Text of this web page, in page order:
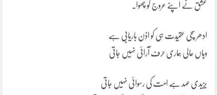
عشق نے اپنے عروج کو چھوا۔
ادھر سچی عقیدت ہی کو اذن باریابی ہے
وہاں عالی ہماری حرف آرائی نہیں جاتی
یزیدی عہد ہے امت کی رسوائی نہیں جاتی